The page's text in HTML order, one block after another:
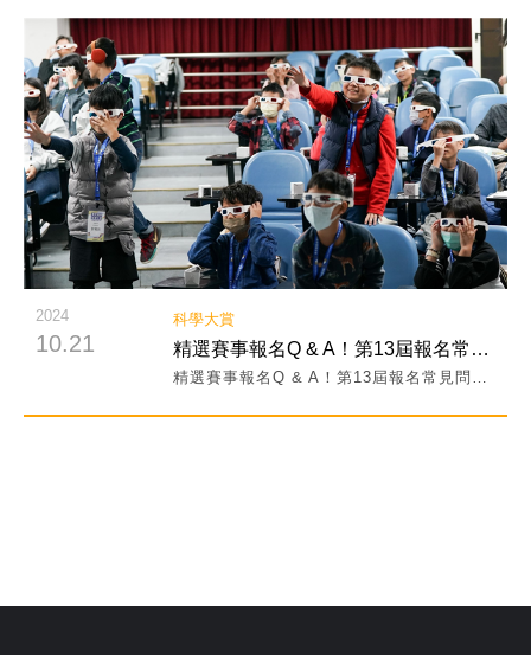
閱讀詳細內容
2024
10.21
科學大賞
精選賽事報名Q & A！第13屆報名常見問題大集合！
精選賽事報名Q & A！第13屆報名常見問題大集合！